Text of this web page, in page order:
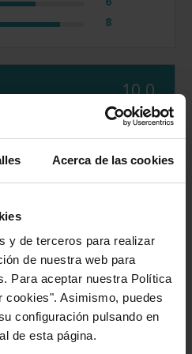
Acerca de las cookies
y de terceros para realizar
de nuestra web para
Para aceptar nuestra Política
cookies". Asimismo, puedes
configuración pulsando en
de esta página.
8
10.0
ningun comentario".
10
10
10